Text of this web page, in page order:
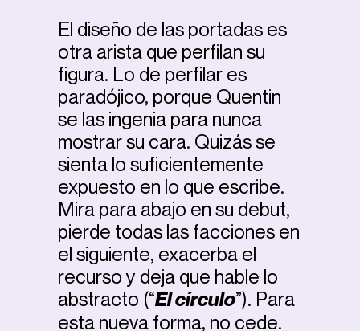
El diseño de las portadas es
otra arista que perfilan su
figura. Lo de perfilar es
paradójico, porque Quentin
se las ingenia para nunca
mostrar su cara. Quizás se
sienta lo suficientemente
expuesto en lo que escribe.
Mira para abajo en su debut,
pierde todas las facciones en
el siguiente, exacerba el
recurso y deja que hable lo
abstracto (“El círculo”). Para
esta nueva forma, no cede.